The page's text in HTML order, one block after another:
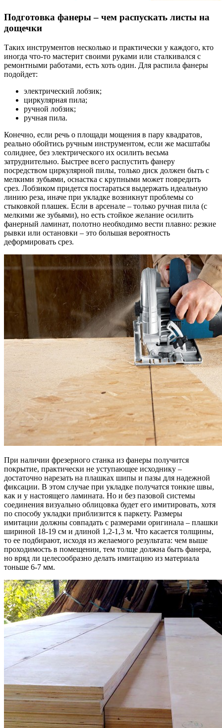
Подготовка фанеры – чем распускать листы на
дощечки
Таких инструментов несколько и практически у каждого, кто
иногда что-то мастерит своими руками или сталкивался с
ремонтными работами, есть хоть один. Для распила фанеры
подойдет:
электрический лобзик;
циркулярная пила;
ручной лобзик;
ручная пила.
Конечно, если речь о площади мощения в пару квадратов,
реально обойтись ручным инструментом, если же масштабы
солиднее, без электрического их осилить весьма
затруднительно. Быстрее всего распустить фанеру
посредством циркулярной пилы, только диск должен быть с
мелкими зубьями, оснастка с крупными может повредить
срез. Лобзиком придется постараться выдержать идеальную
линию реза, иначе при укладке возникнут проблемы со
стыковкой плашек. Если в арсенале – только ручная пила (с
мелкими же зубьями), но есть стойкое желание осилить
фанерный ламинат, полотно необходимо вести плавно: резкие
рывки или остановки – это большая вероятность
деформировать срез.
При наличии фрезерного станка из фанеры получится
покрытие, практически не уступающее исходнику –
достаточно нарезать на плашках шипы и пазы для надежной
фиксации. В этом случае при укладке получатся тонкие швы,
как и у настоящего ламината. Но и без пазовой системы
соединения визуально облицовка будет его имитировать, хотя
по способу укладки приблизится к паркету. Размеры
имитации должны совпадать с размерами оригинала – плашки
шириной 18-19 см и длиной 1,2-1,3 м. Что касается толщины,
то ее подбирают, исходя из желаемого результата: чем выше
проходимость в помещении, тем толще должна быть фанера,
но вряд ли целесообразно делать имитацию из материала
тоньше 6-7 мм.